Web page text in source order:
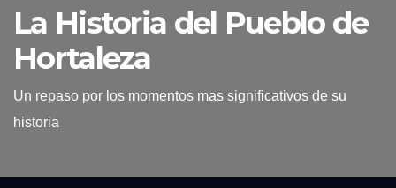
La Historia del Pueblo de
Hortaleza
Un repaso por los momentos mas significativos de su
historia